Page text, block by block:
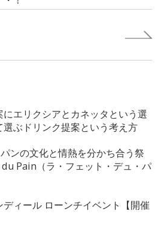
エリクシアとカネッタという選
ぶドリンク提案という考え方
ンの文化と情熱を分かち合う祭
Pain（ラ・フェット・デュ・パ
ィール ローンチイベント【開催